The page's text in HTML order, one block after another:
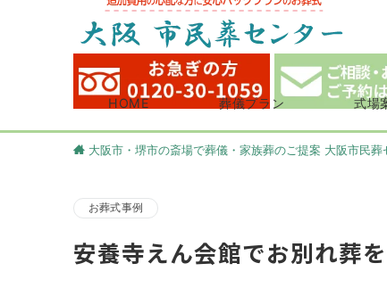
HOME 葬儀プラン 式場
大阪市・堺市の斎場で葬儀・家族葬のご提案 大阪市民葬
お葬式事例
安養寺えん会館でお別れ葬